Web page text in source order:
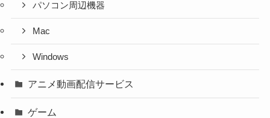
パソコン周辺機器
Mac
Windows
アニメ動画配信サービス
ゲーム